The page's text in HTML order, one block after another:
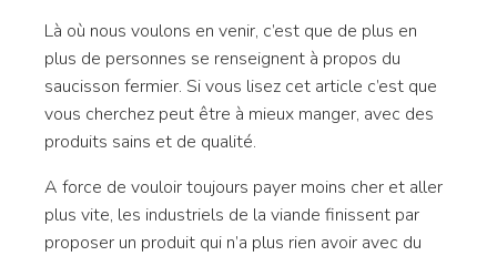
Là où nous voulons en venir, c’est que de plus en
plus de personnes se renseignent à propos du
saucisson fermier. Si vous lisez cet article c’est que
vous cherchez peut être à mieux manger, avec des
produits sains et de qualité.
A force de vouloir toujours payer moins cher et aller
plus vite, les industriels de la viande finissent par
proposer un produit qui n’a plus rien avoir avec du